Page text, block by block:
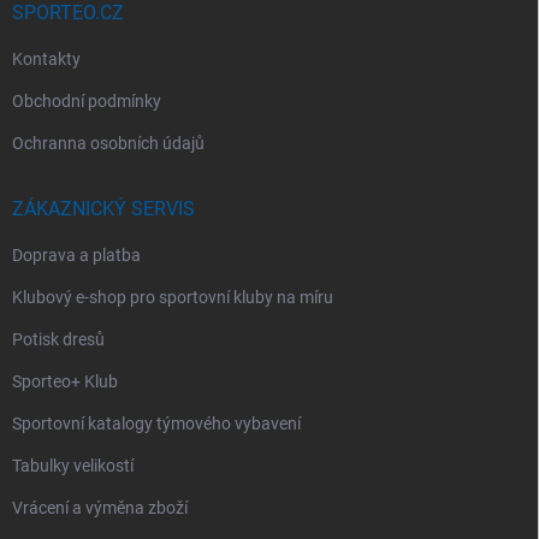
SPORTEO.CZ
Kontakty
Obchodní podmínky
Ochranna osobních údajů
ZÁKAZNICKÝ SERVIS
Doprava a platba
Klubový e-shop pro sportovní kluby na míru
Potisk dresů
Sporteo+ Klub
Sportovní katalogy týmového vybavení
Tabulky velikostí
Vrácení a výměna zboží